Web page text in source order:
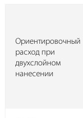
Ориентировочный
расход при
двухслойном
нанесении